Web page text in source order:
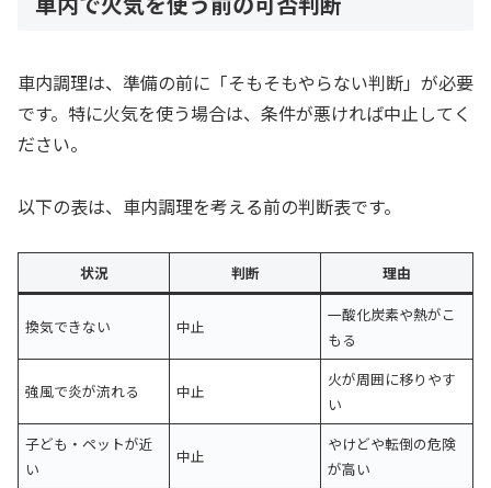
車内調理は、準備の前に「そもそもやらない判断」が必要
です。特に火気を使う場合は、条件が悪ければ中止してく
ださい。
以下の表は、車内調理を考える前の判断表です。
状況 判断 理由
換気できない 中止
一酸化炭素や熱がこ
もる
強風で炎が流れる 中止
火が周囲に移りやす
い
子ども・ペットが近
い
中止
やけどや転倒の危険
が高い